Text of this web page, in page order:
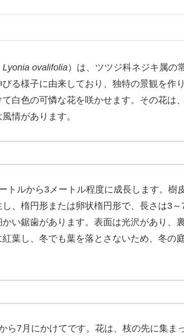
Lyonia ovalifolia ）は、ツツジ科ネジキ属の
る様子に由来しており、独特の景観を作
白色の可憐な花を咲かせます。その花は
情があります。
トルから3メートル程度に成長します。樹
、楕円形または卵状楕円形で、長さは3
い鋸歯があります。表面は光沢があり、
葉し、冬でも葉を落とさないため、冬の
ら7月にかけてです。花は、枝の先に集ま